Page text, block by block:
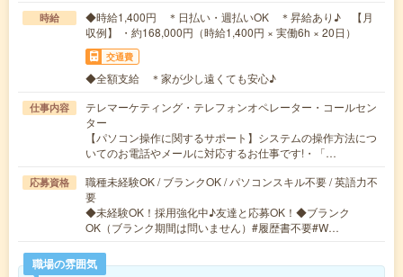
時給
◆時給1,400円 ＊日払い・週払いOK ＊昇給あり♪ 【月
収例】 ・約168,000円（時給1,400円 × 実働6h × 20日）
交通費
◆全額支給 ＊家が少し遠くても安心♪
仕事内容
テレマーケティング・テレフォンオペレーター・コールセン
ター
【パソコン操作に関するサポート】システムの操作方法につ
いてのお電話やメールに対応するお仕事です!・「…
応募資格
職種未経験OK / ブランクOK / パソコンスキル不要 / 英語力不
要
◆未経験OK！採用強化中♪友達と応募OK！◆ブランク
OK（ブランク期間は問いません）#履歴書不要#W…
職場の雰囲気